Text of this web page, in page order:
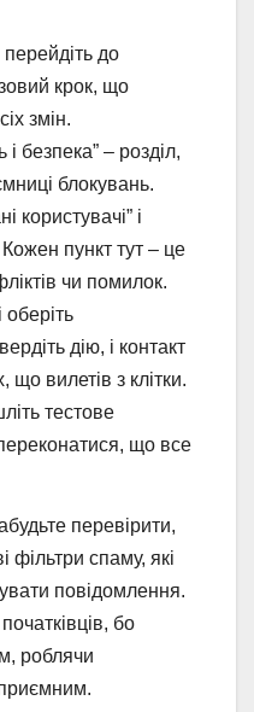
перейдіть до
крок, що
змін.
і безпека” – розділ,
блокувань.
користувачі” і
пункт тут – це
чи помилок.
оберіть
дію, і контакт
що вилетів з клітки.
тестове
що все
перевірити,
фільтри спаму, які
повідомлення.
бо
роблячи